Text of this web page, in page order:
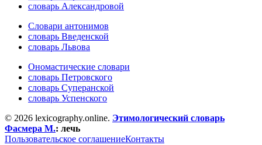
словарь Александровой
Словари антонимов
словарь Введенской
словарь Львова
Ономастические словари
словарь Петровского
словарь Суперанской
словарь Успенского
© 2026 lexicography.online. Этимологический словарь
Фасмера М.: лечь
Пользовательское соглашениеКонтакты